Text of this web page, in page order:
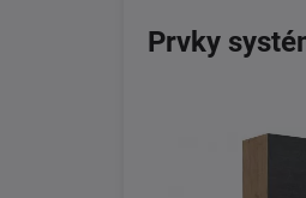
Prvky